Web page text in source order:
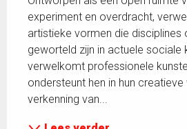
experiment en overdracht,
artistieke vormen die disciplines
geworteld zijn in actuele sociale
verwelkomt professionele
ondersteunt hen in hun creatieve
verkenning van...